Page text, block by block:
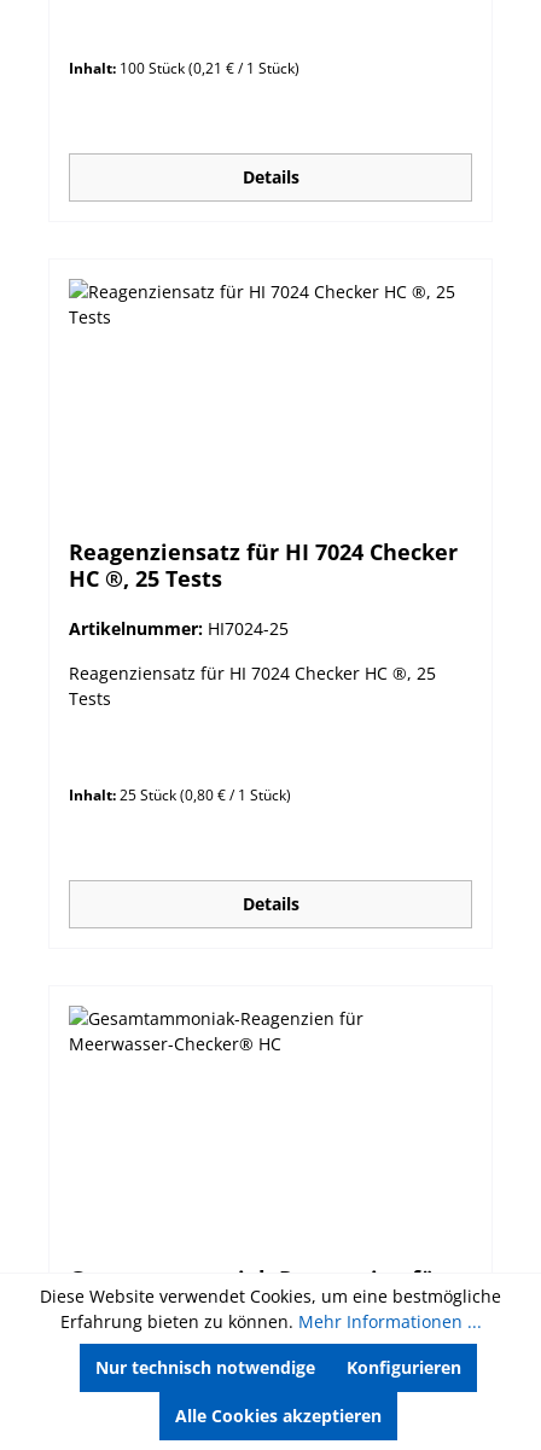
Inhalt: 100 Stück(0,21 € / 1 Stück)
Details
Reagenziensatz für HI 7024 Checker
HC ®, 25 Tests
Artikelnummer: HI7024-25
Reagenziensatz für HI 7024 Checker HC ®, 25
Tests
Inhalt:25 Stück(0,80 € / 1 Stück)
Details
Gesamtammoniak-Reagenzien für
Meerwasser-Checker® HC
Ammoniak-Reagenzien für Meerwasser-
Ammoniak-Checker® HC HI784, 25 Tests.
Diese Website verwendet Cookies, um eine bestmögliche
Erfahrung bieten zu können. Mehr Informationen ...
Nur technisch notwendige
Konfigurieren
Alle Cookies akzeptieren